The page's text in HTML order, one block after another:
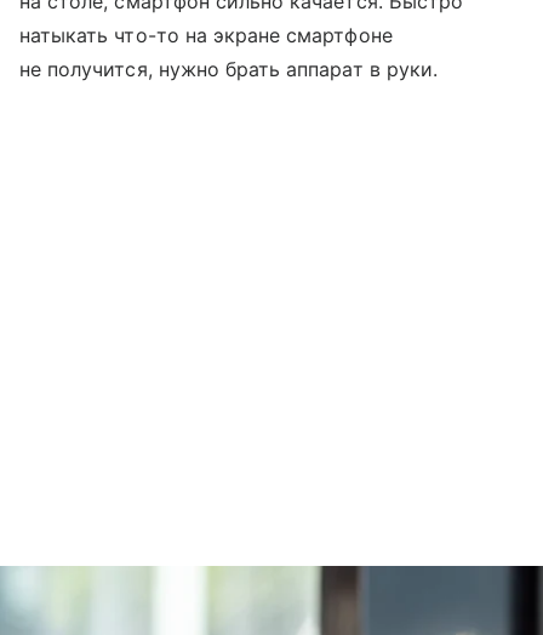
натыкать что-то на экране смартфоне
не получится, нужно брать аппарат в руки.